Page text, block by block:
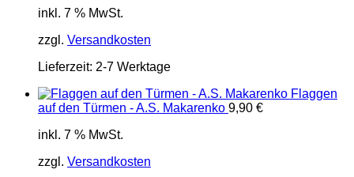
inkl. 7 % MwSt.
zzgl. Versandkosten
Lieferzeit: 2-7 Werktage
Flaggen
auf den Türmen - A.S. Makarenko 9,90 €
inkl. 7 % MwSt.
zzgl. Versandkosten